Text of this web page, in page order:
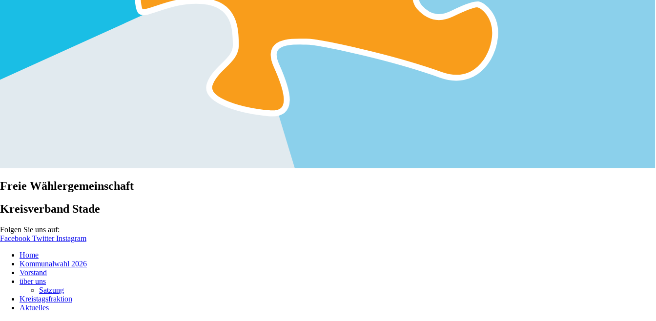
Freie Wählergemeinschaft
Kreisverband Stade
Folgen Sie uns auf:
Facebook Twitter Instagram
Home
Kommunalwahl 2026
Vorstand
über uns
Satzung
Kreistagsfraktion
Aktuelles